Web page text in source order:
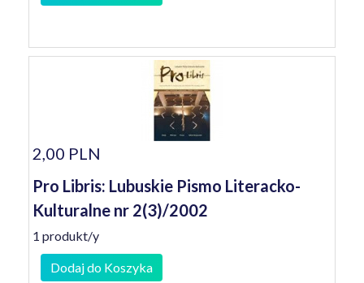
2,00 PLN
Pro Libris: Lubuskie Pismo Literacko-
Kulturalne nr 2(3)/2002
1 produkt/y
Dodaj do Koszyka